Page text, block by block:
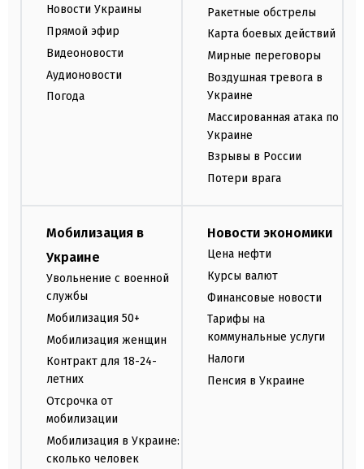
Новости Украины
Прямой эфир
Видеоновости
Аудионовости
Погода
Ракетные обстрелы
Карта боевых действий
Мирные переговоры
Воздушная тревога в
Украине
Массированная атака по
Украине
Взрывы в России
Потери врага
Мобилизация в
Украине
Увольнение с военной
службы
Мобилизация 50+
Мобилизация женщин
Контракт для 18-24-
летних
Отсрочка от
мобилизации
Мобилизация в Украине:
сколько человек
Новости экономики
Цена нефти
Курсы валют
Финансовые новости
Тарифы на
коммунальные услуги
Налоги
Пенсия в Украине